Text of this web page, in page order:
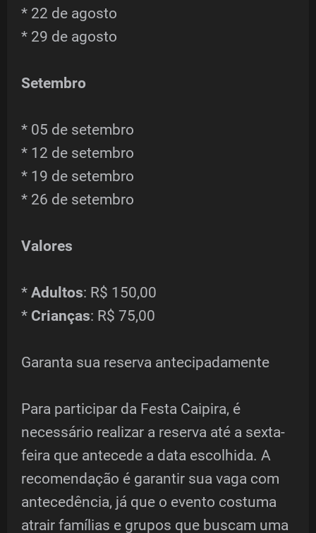
* 22 de agosto
* 29 de agosto
Setembro
* 05 de setembro
* 12 de setembro
* 19 de setembro
* 26 de setembro
Valores
* Adultos: R$ 150,00
* Crianças: R$ 75,00
Garanta sua reserva antecipadamente
Para participar da Festa Caipira, é
necessário realizar a reserva até a sexta-
feira que antecede a data escolhida. A
recomendação é garantir sua vaga com
antecedência, já que o evento costuma
atrair famílias e grupos que buscam uma